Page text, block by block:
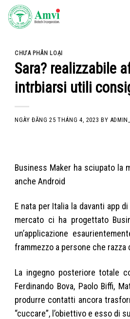
Skip
CHƯA PHÂN LOẠI
Sara? realizzabile
intrbiarsi utili
NGÀY ĐĂNG25 THÁNG 4, 2023 BY
Business Maker ha sciupato la
anche Android
E nata per Italia la davanti app
mercato ci ha progettato
un’applicazione
frammezzo a persone che
La ingegno posteriore totale
Ferdinando Bova, Paolo Biffi,
produrre contatti ancora
“cuccare”, l’obiettivo e esso di